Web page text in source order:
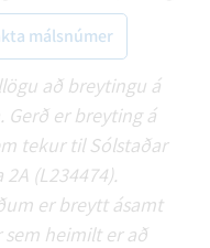
málsnúmer
að breytingu á
Gerð er breyting á
tekur til Sólstaðar
(L234474).
er breytt ásamt
heimilt er að